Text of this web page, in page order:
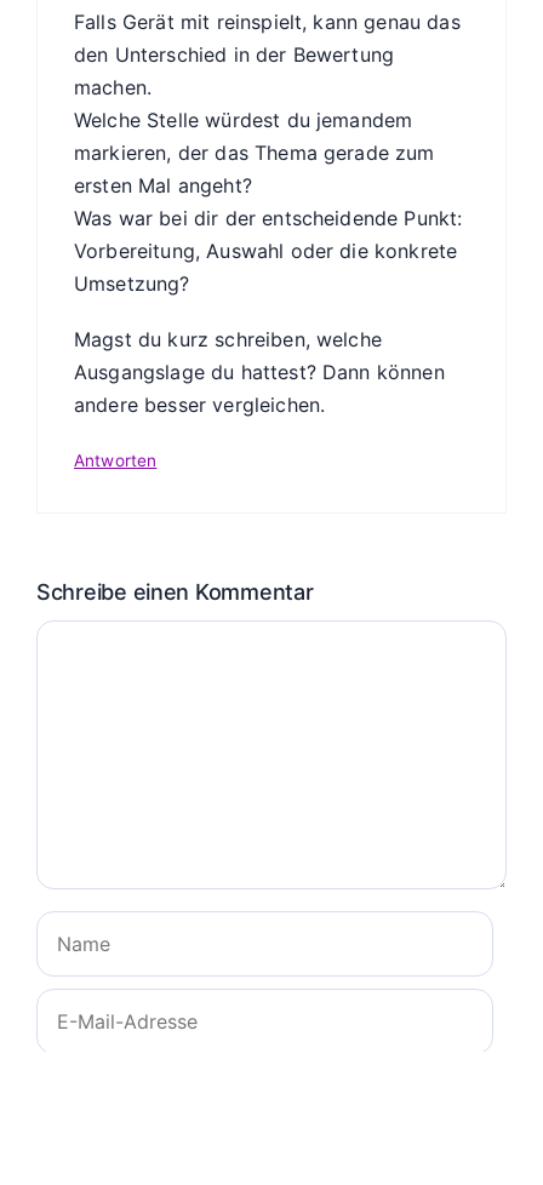
Falls Gerät mit reinspielt, kann genau das
den Unterschied in der Bewertung
machen.
Welche Stelle würdest du jemandem
markieren, der das Thema gerade zum
ersten Mal angeht?
Was war bei dir der entscheidende Punkt:
Vorbereitung, Auswahl oder die konkrete
Umsetzung?
Magst du kurz schreiben, welche
Ausgangslage du hattest? Dann können
andere besser vergleichen.
Antworten
Schreibe einen Kommentar
Kommentar
Name
E-
Mail-